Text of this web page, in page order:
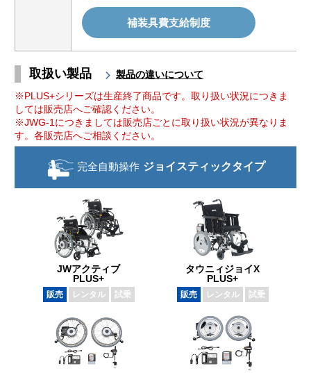
補装具費支給制度
取扱い製品
製品の違いについて
※PLUS+シリーズは生産終了商品です。取り扱い状況につきま
しては販売店へご確認ください。
※JWG-1につきましては販売店ごとに取り扱い状況が異なりま
す。各販売店へご相談ください。
完全自動操作 ジョイスティックタイプ
JWアクティブ
PLUS+
販売 レンタル 試乗
タウニィジョイX
PLUS+
販売 レンタル 試乗